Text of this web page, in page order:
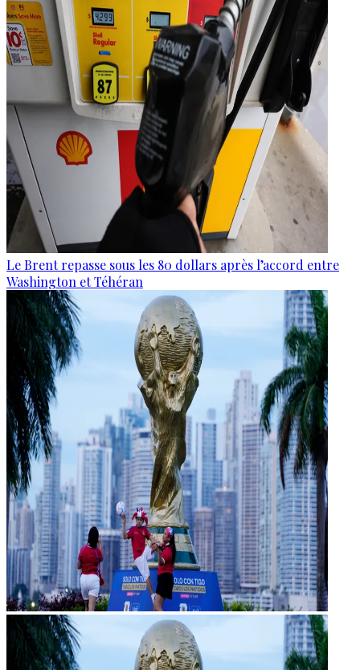
Le Brent repasse sous les 80 dollars après l’accord entre
Washington et Téhéran